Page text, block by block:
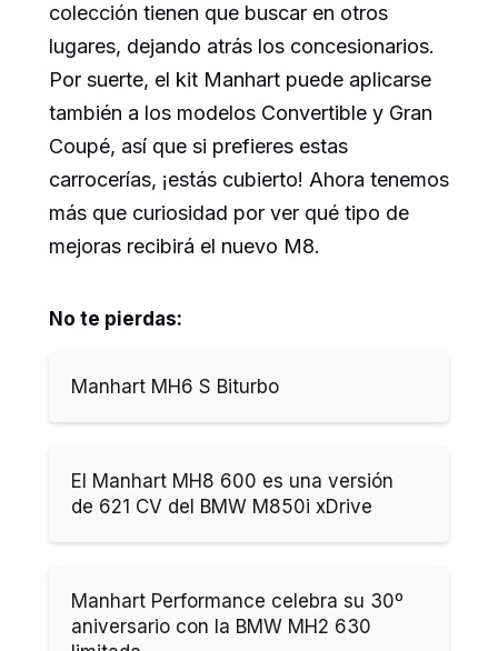
colección tienen que buscar en otros
lugares, dejando atrás los concesionarios.
Por suerte, el kit Manhart puede aplicarse
también a los modelos Convertible y Gran
Coupé, así que si prefieres estas
carrocerías, ¡estás cubierto! Ahora tenemos
más que curiosidad por ver qué tipo de
mejoras recibirá el nuevo M8.
No te pierdas:
Manhart MH6 S Biturbo
El Manhart MH8 600 es una versión
de 621 CV del BMW M850i xDrive
Manhart Performance celebra su 30º
aniversario con la BMW MH2 630